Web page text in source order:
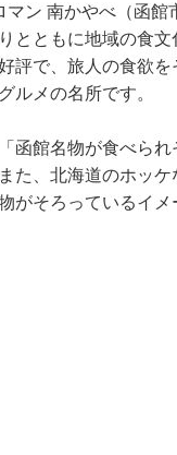
マン 南かやべ（函館
とともに地域の食
評で、旅人の食欲
ルメの名所です。
函館名物が食べら
た、北海道のホッ
がそろっているイ